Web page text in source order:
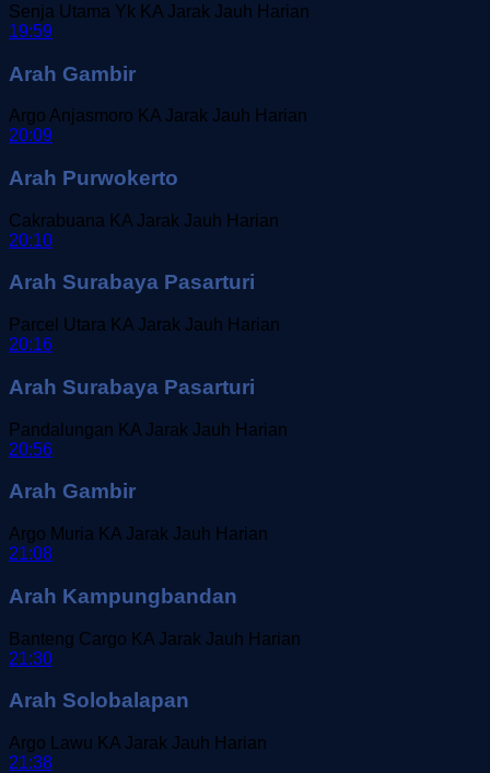
Senja Utama Yk KA Jarak Jauh Harian
19:59
Arah Gambir
Argo Anjasmoro KA Jarak Jauh Harian
20:09
Arah Purwokerto
Cakrabuana KA Jarak Jauh Harian
20:10
Arah Surabaya Pasarturi
Parcel Utara KA Jarak Jauh Harian
20:16
Arah Surabaya Pasarturi
Pandalungan KA Jarak Jauh Harian
20:56
Arah Gambir
Argo Muria KA Jarak Jauh Harian
21:08
Arah Kampungbandan
Banteng Cargo KA Jarak Jauh Harian
21:30
Arah Solobalapan
Argo Lawu KA Jarak Jauh Harian
21:38